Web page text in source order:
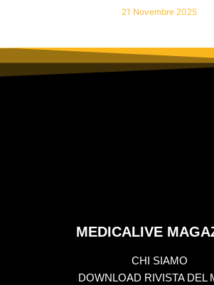
21 Novembre 2025
MEDICALIVE
CHI SIAMO
DOWNLOAD RIVISTA DEL